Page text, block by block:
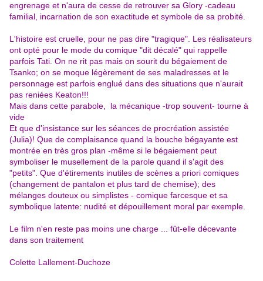
engrenage et n'aura de cesse de retrouver sa Glory -cadeau
familial, incarnation de son exactitude et symbole de sa probité.
L'histoire est cruelle, pour ne pas dire "tragique". Les réalisateurs
ont opté pour le mode du comique "dit décalé" qui rappelle
parfois Tati. On ne rit pas mais on sourit du bégaiement de
Tsanko; on se moque légèrement de ses maladresses et le
personnage est parfois englué dans des situations que n'aurait
pas reniées Keaton!!!
Mais dans cette parabole, la mécanique -trop souvent- tourne à
vide
Et que d'insistance sur les séances de procréation assistée
(Julia)! Que de complaisance quand la bouche bégayante est
montrée en très gros plan -même si le bégaiement peut
symboliser le musellement de la parole quand il s'agit des
"petits". Que d'étirements inutiles de scènes a priori comiques
(changement de pantalon et plus tard de chemise); des
mélanges douteux ou simplistes - comique farcesque et sa
symbolique latente: nudité et dépouillement moral par exemple.
Le film n'en reste pas moins une charge ... fût-elle décevante
dans son traitement
Colette Lallement-Duchoze